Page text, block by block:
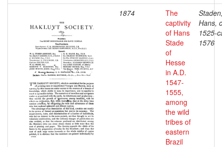
1874
The
captivity
of Hans
Stade
of
Hesse
in A.D.
1547-
1555,
among
the wild
tribes of
eastern
Brazil
Hans,
1525-
1576